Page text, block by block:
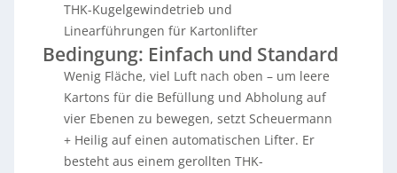
THK-Kugelgewindetrieb und
Linearführungen für Kartonlifter
Bedingung: Einfach und Standard
Wenig Fläche, viel Luft nach oben – um leere
Kartons für die Befüllung und Abholung auf
vier Ebenen zu bewegen, setzt Scheuermann
+ Heilig auf einen automatischen Lifter. Er
besteht aus einem gerollten THK-